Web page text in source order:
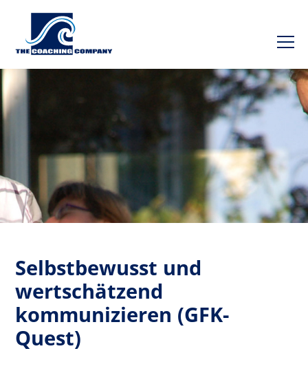
Selbstbewusst und
wertschätzend
kommunizieren (GFK-
Quest)